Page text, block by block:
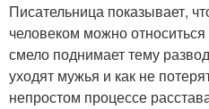
Писательница показывает,
человеком можно
смело поднимает тему
уходят мужья и как не
непростом процессе